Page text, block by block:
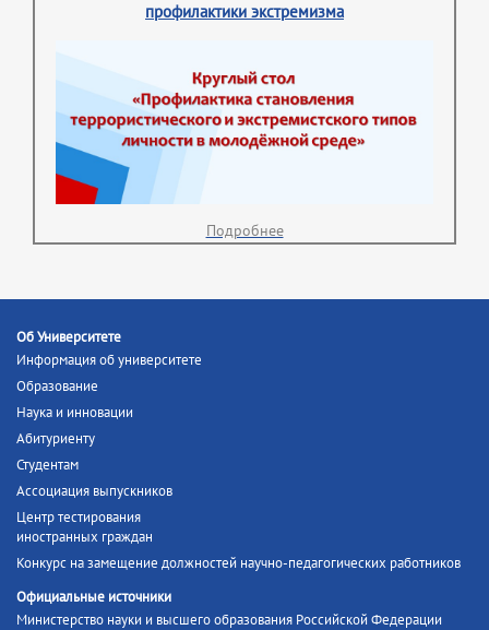
профилактики экстремизма
Подробнее
Об Университете
Информация об университете
Образование
Наука и инновации
Абитуриенту
Студентам
Ассоциация выпускников
Центр тестирования
иностранных граждан
Конкурс на замещение должностей научно-педагогических работников
Официальные источники
Министерство науки и высшего образования Российской Федерации